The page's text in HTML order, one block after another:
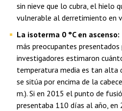
sin nieve que lo cubra, el hielo
vulnerable al derretimiento en
La isoterma 0 °C en ascenso:
más preocupantes
investigadores estimaron
temperatura media es tan alta
se sitúa por encima de la
m.). Si en 2015 el punto de
presentaba 110 días al año,